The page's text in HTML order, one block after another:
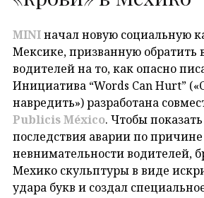
MINIначал новую социальную
Мексике, призванную обратить
водителей на то, как опасно
Инициатива “Words Can Hurt”
навредить») разработана
PublicisMéxico. Чтобы
последствия аварии по причине
невнимательности водителей,
Мехико скульптуры в виде
удара букв и создал